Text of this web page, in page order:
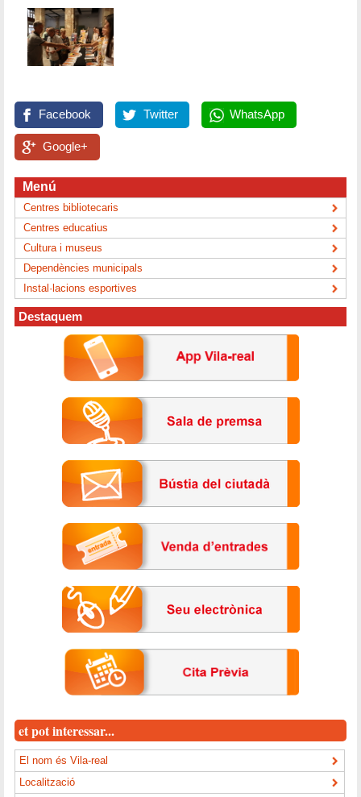
Facebook Twitter WhatsApp
Google+
Menú
Centres bibliotecaris
Centres educatius
Cultura i museus
Dependències municipals
Instal·lacions esportives
Destaquem
et pot interessar...
El nom és Vila-real
Localització